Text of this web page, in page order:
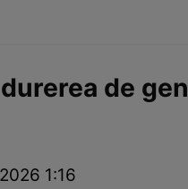
de
1:16